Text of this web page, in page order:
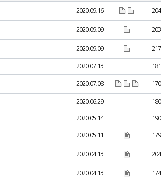
2020.09.16
2020.09.09
2020.09.09
2020.07.13
2020.07.08
2020.06.29
2020.05.14
2020.05.11
2020.04.13
2020.04.13